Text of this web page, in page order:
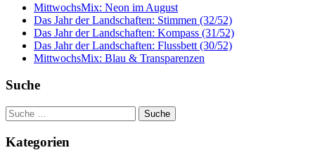
MittwochsMix: Neon im August
Das Jahr der Landschaften: Stimmen (32/52)
Das Jahr der Landschaften: Kompass (31/52)
Das Jahr der Landschaften: Flussbett (30/52)
MittwochsMix: Blau & Transparenzen
Suche
Suche
nach:
Kategorien